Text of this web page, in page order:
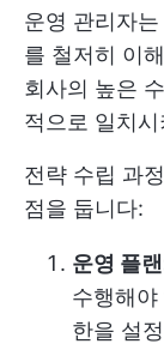
운영 관리자
를 철저히 이
회사의 높은
적으로 일치
전략 수립 과
점을 둡니다:
운영 플
수행해
한을 설